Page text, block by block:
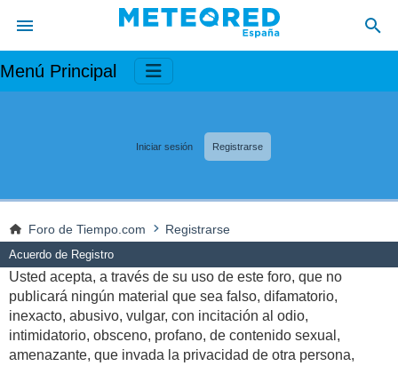
Menú Principal
Iniciar sesión Registrarse
Foro de Tiempo.com Registrarse
Acuerdo de Registro
Usted acepta, a través de su uso de este foro, que no
publicará ningún material que sea falso, difamatorio,
inexacto, abusivo, vulgar, con incitación al odio,
intimidatorio, obsceno, profano, de contenido sexual,
amenazante, que invada la privacidad de otra persona,